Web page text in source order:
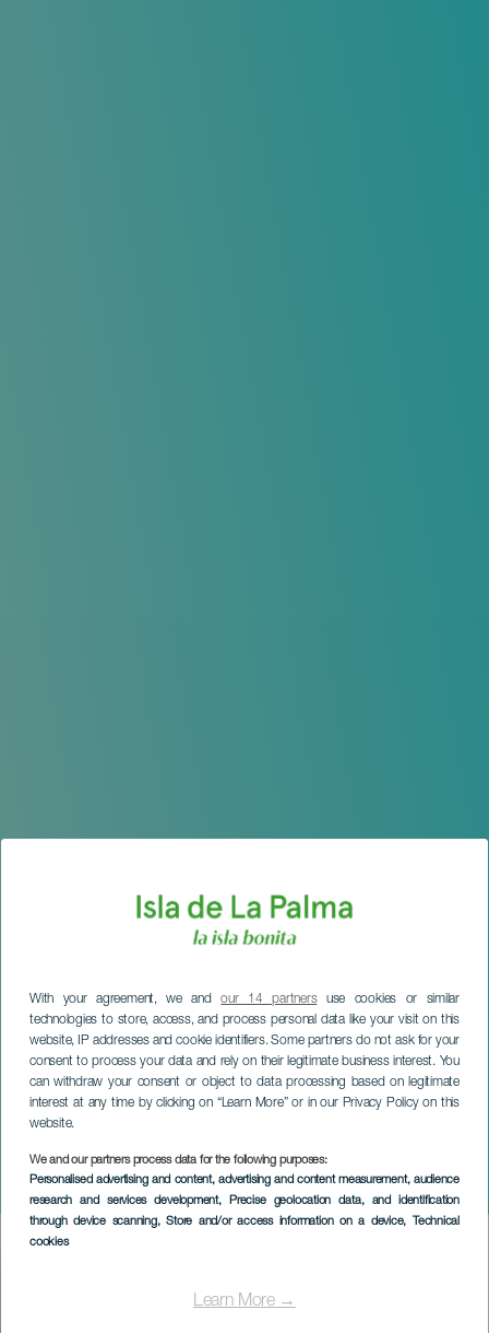
With your agreement, we andour 14 partnersuse cookies or similar
technologies to store, access, and process personal data like your visit on this
website, IP addresses and cookie identifiers. Some partners do not ask for your
consent to process your data and rely on their legitimate business interest. You
can withdraw your consent or object to data processing based on legitimate
interest at any time by clicking on “Learn More” or in our Privacy Policy on this
website.
We and our partners process data for the following purposes:
Personalised advertising and content, advertising and content measurement, audience
research and services development, Precise geolocation data, and identification
through device scanning, Store and/or access information on a device, Technical
cookies
Learn More →
Puntallana zu
Weihnachten
LA PALMA
Imagen